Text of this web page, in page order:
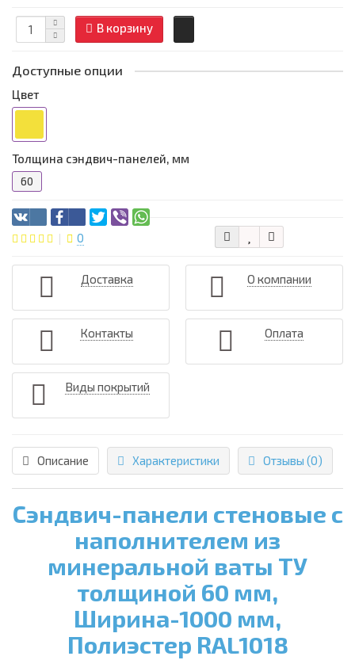
В корзину
Доступные опции
Цвет
Толщина сэндвич-панелей, мм
60
0
Доставка О компании
Контакты Оплата
Виды покрытий
Описание Характеристики Отзывы (0)
Сэндвич-панели стеновые с
наполнителем из
минеральной ваты ТУ
толщиной 60 мм,
Ширина-1000 мм,
Полиэстер RAL1018